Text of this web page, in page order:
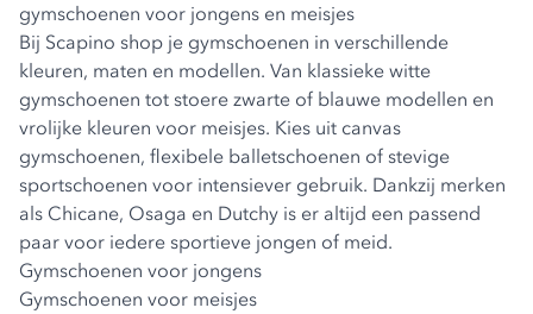
gymschoenen voor jongens en meisjes
Bij Scapino shop je gymschoenen in verschillende
kleuren, maten en modellen. Van klassieke witte
gymschoenen tot stoere zwarte of blauwe modellen en
vrolijke kleuren voor meisjes. Kies uit canvas
gymschoenen, flexibele balletschoenen of stevige
sportschoenen voor intensiever gebruik. Dankzij merken
als Chicane, Osaga en Dutchy is er altijd een passend
paar voor iedere sportieve jongen of meid.
Gymschoenen voor jongens
Gymschoenen voor meisjes